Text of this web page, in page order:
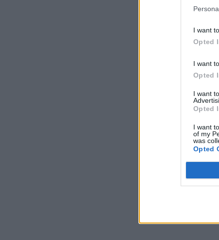
I want
Opted
I want
Opted
I want
Opted
I want
of my
was
Opted